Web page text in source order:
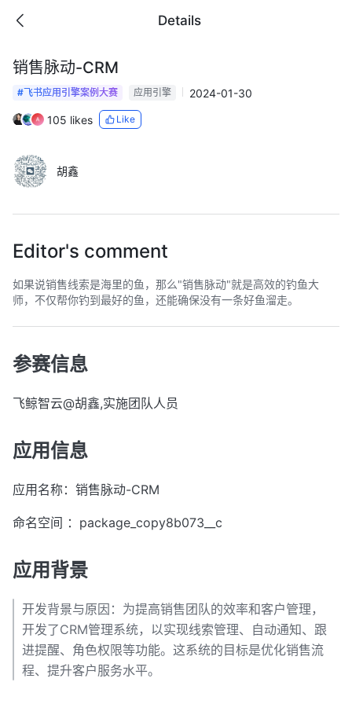
Details
销售脉动-CRM
#飞书应用引擎案例大赛 应用引擎
2024-01-30
105 likes
Like
胡鑫
Editor's comment
如果说销售线索是海里的鱼，那么"销售脉动"就是高效的钓鱼大
师，不仅帮你钓到最好的鱼，还能确保没有一条好鱼溜走。
参赛信息
飞鲸智云@胡鑫,实施团队人员
应用信息
应用名称：销售脉动-CRM
命名空间 ：package_copy8b073__c
应用背景
开发背景与原因：为提高销售团队的效率和客户管理，
开发了CRM管理系统，以实现线索管理、自动通知、跟
进提醒、角色权限等功能。这系统的目标是优化销售流
程、提升客户服务水平。